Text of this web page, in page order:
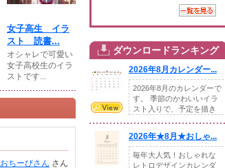
女子高生 イラ
スト 読書...
オシャレで可愛い
女子高校生のイラ
ストです...
おちーびさん さん
ダウンロードランキング
2026年8月カレンダー...
2026年8月のカレンダーで
す。 季節のかわいいイラ
スト入りで、予定を描き
2026年★8月★おしゃ...
毎年大人気！おしゃれな
レトロデザインカレンダ